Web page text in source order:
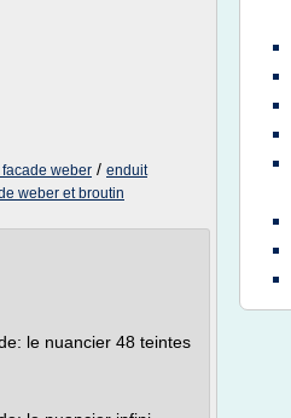
weber / enduit
weber et broutin
le nuancier 48 teintes